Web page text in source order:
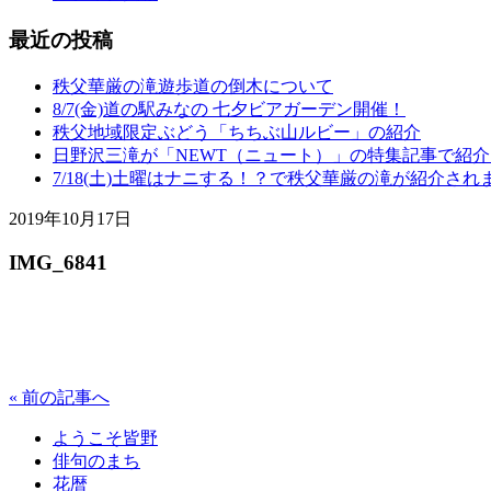
最近の投稿
秩父華厳の滝遊歩道の倒木について
8/7(金)道の駅みなの 七夕ビアガーデン開催！
秩父地域限定ぶどう「ちちぶ山ルビー」の紹介
日野沢三滝が「NEWT（ニュート）」の特集記事で紹介
7/18(土)土曜はナニする！？で秩父華厳の滝が紹介され
2019年10月17日
IMG_6841
« 前の記事へ
ようこそ皆野
俳句のまち
花暦